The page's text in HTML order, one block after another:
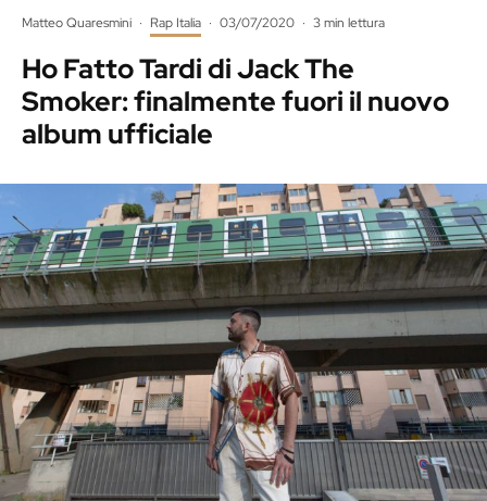
Matteo Quaresmini · Rap Italia · 03/07/2020 · 3 min lettura
Ho Fatto Tardi di Jack The
Smoker: finalmente fuori il nuovo
album ufficiale